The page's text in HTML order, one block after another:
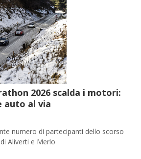
2026 scalda i motori:
auto al via
numero di partecipanti dello scorso
Aliverti e Merlo